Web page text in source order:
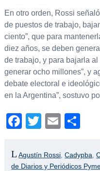
En otro orden, Rossi
de puestos de trabajo,
ciento”, que para
diez años, se deben
de trabajo, y para bajarla
generar ocho millones”, y
debate electoral e
en la Argentina”, sostuvo
Facebook
TwitterEmail
Agustín Rossi ,Cadypba ,
de Diarios y Periódicos